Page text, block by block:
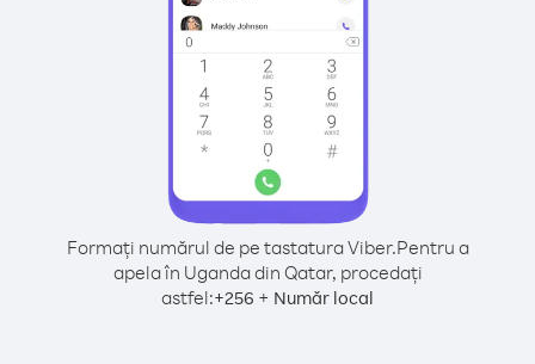
Formați numărul de pe tastatura Viber.Pentru a
apela în Uganda din Qatar, procedați
astfel:+256 + Număr local